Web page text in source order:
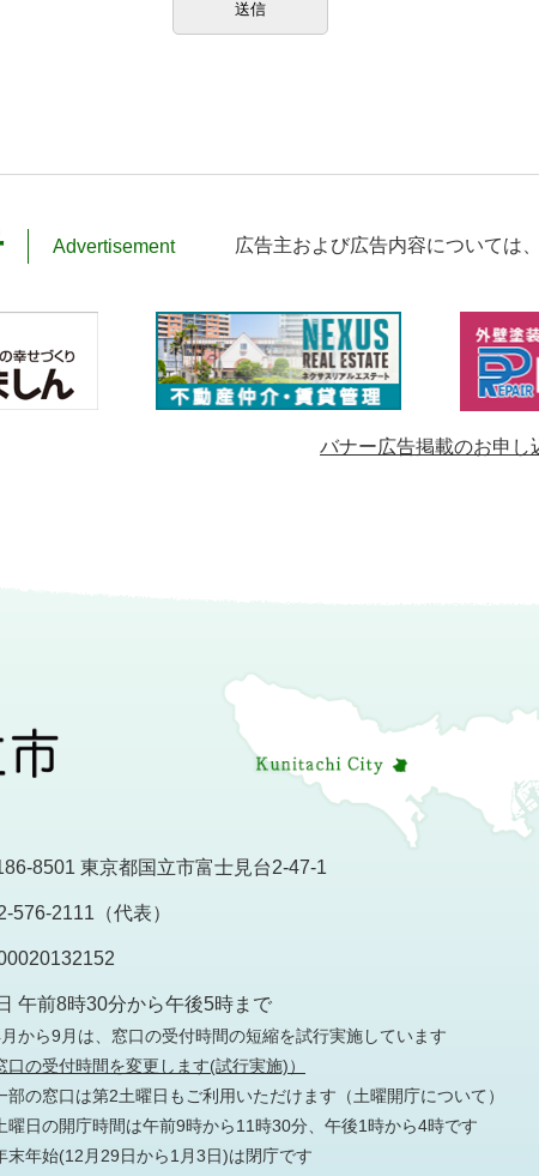
Advertisement 広告主および広告内容については、
バナー広告掲載のお申し
8501 東京都国立市富士見台2-47-1
576-2111（代表）
午前8時30分から午後5時まで
月から9月は、窓口の受付時間の短縮を試行実施しています
口の受付時間を変更します(試行実施)）
部の窓口は第2土曜日もご利用いただけます （土曜開庁について）
曜日の開庁時間は午前9時から11時30分、午後1時から4時です
末年始(12月29日から1月3日)は閉庁です